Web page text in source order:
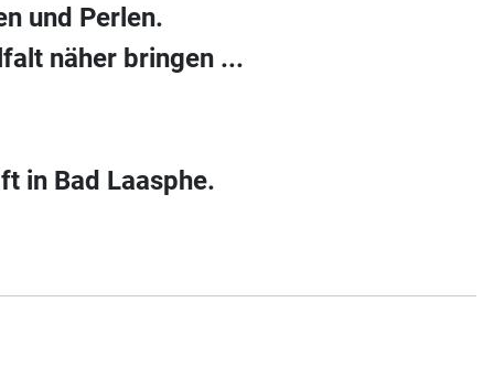
und Perlen.
näher bringen ...
in Bad Laasphe.